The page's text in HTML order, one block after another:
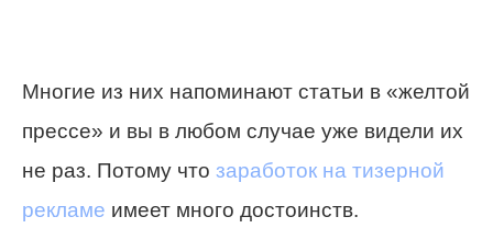
Многие из них напоминают статьи в «желтой
прессе» и вы в любом случае уже видели их
не раз. Потому что заработок на тизерной
рекламе имеет много достоинств.